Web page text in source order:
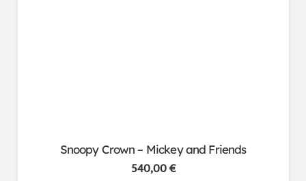
Snoopy Crown – Mickey and Friends
540,00€